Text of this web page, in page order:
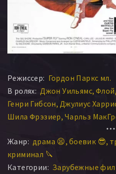
Режиссер: Гордон Паркс мл.
В ролях: Джон Уильямс
Генри Гибсон Джулиус
Шила Фрэзиер Чарльз
Генри Шапиро
Джеймс Дж. Ричардсон
Боб Бондс
Fred Rolaf
Крис Арнетт Сесил Алонсо
Жанр: драма 😫 боевик 😎
криминал 🔪
Категории: Зарубежные